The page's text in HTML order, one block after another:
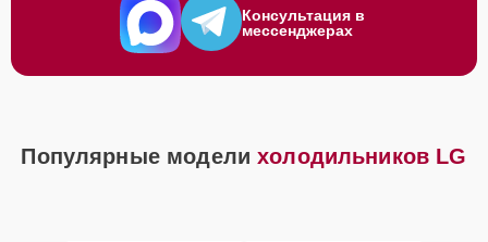
Консультация в
мессенджерах
Популярные моделихолодильников LG